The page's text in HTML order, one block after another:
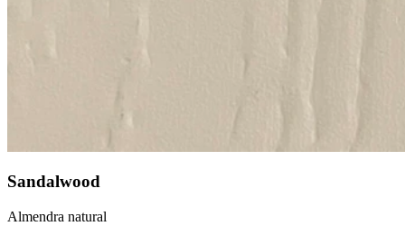
Sandalwood
Almendra natural